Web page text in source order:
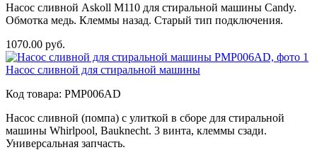
Насос сливной Askoll M110 для стиральной машины Candy.
Обмотка медь. Клеммы назад. Старый тип подключения.
1070.00 руб.
Насос сливной для стиральной машины
Код товара: PMP006AD
Насос сливной (помпа) с улиткой в сборе для стиральной
машины Whirlpool, Bauknecht. 3 винта, клеммы сзади.
Универсальная запчасть.